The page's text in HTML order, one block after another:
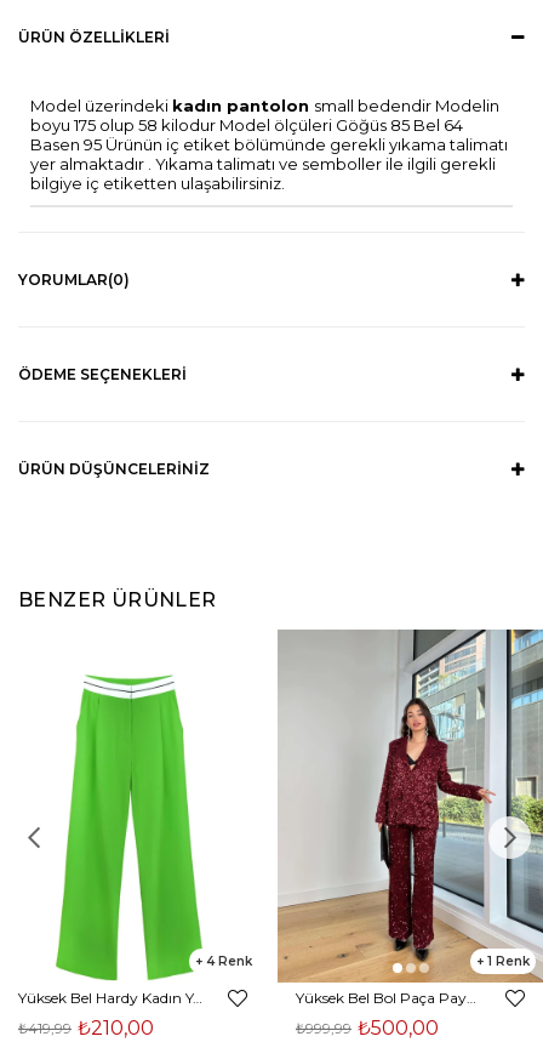
ÜRÜN ÖZELLIKLERI
Model üzerindeki kadın pantolon small bedendir Modelin
boyu 175 olup 58 kilodur Model ölçüleri Göğüs 85 Bel 64
Basen 95 Ürünün iç etiket bölümünde gerekli yıkama talimatı
yer almaktadır . Yıkama talimatı ve semboller ile ilgili gerekli
bilgiye iç etiketten ulaşabilirsiniz.
YORUMLAR(0)
ÖDEME SEÇENEKLERI
ÜRÜN DÜŞÜNCELERINIZ
BENZER ÜRÜNLER
4
Yüksek Bel Hardy Kadın Yeşil Palazzo Pantolon 23K000407
₺210,00
₺419,99
1
Yüksek Bel Bol Paça Payetli Kenlar Bordo Kadın Pantolon 25K348
₺500,00
₺999,99